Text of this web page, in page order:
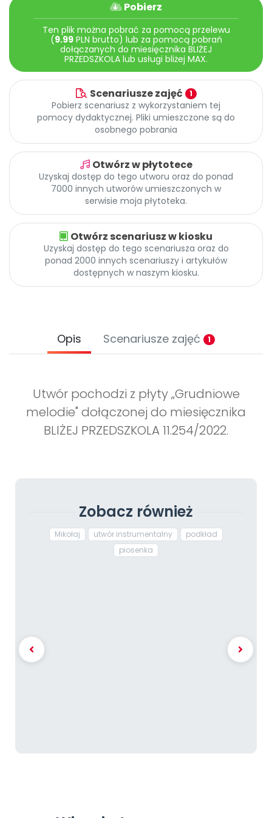
Archiwalne numery
Pomoc
Promocje
Pobierz
Ten plik można pobrać za pomocą przelewu
(9.99PLN brutto) lub za pomocą pobrań
dołączanych do miesięcznika BLIŻEJ
PRZEDSZKOLA lub usługi bliżej MAX.
Scenariusze zajęć 1
Pobierz scenariusz z wykorzystaniem tej
pomocy dydaktycznej. Pliki umieszczone są do
osobnego pobrania
Otwórz w płytotece
Uzyskaj dostęp do tego utworu oraz do ponad
7000 innych utworów umieszczonych w
serwisie moja płytoteka.
Otwórz scenariusz w kiosku
Uzyskaj dostęp do tego scenariusza oraz do
ponad 2000 innych scenariuszy i artykułów
dostępnych w naszym kiosku.
Opis Scenariusze zajęć 1
Utwór pochodzi z płyty „Grudniowe
melodie" dołączonej do miesięcznika
BLIŻEJ PRZEDSZKOLA 11.254/2022.
Zobacz również
Mikołaj utwór instrumentalny
podkład
piosenka